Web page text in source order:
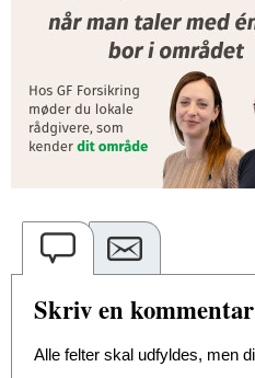
Skriv en kommentar
Alle felter skal udfyldes, men